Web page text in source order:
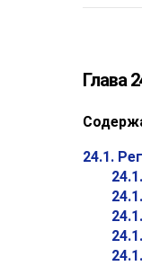
Глава
24.1.